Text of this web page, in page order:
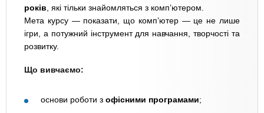
років , які тільки знайомляться з комп’ютером.
Мета курсу — показати, що комп’ютер — це не лише
ігри, а потужний інструмент для навчання, творчості та
розвитку.
Що вивчаємо:
основи роботи з офісними програмами;